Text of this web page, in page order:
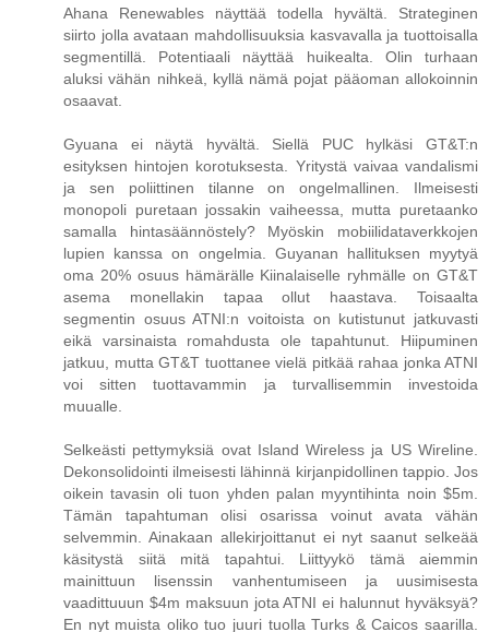
Ahana Renewables näyttää todella hyvältä. Strateginen
siirto jolla avataan mahdollisuuksia kasvavalla ja tuottoisalla
segmentillä. Potentiaali näyttää huikealta. Olin turhaan
aluksi vähän nihkeä, kyllä nämä pojat pääoman allokoinnin
osaavat.
Gyuana ei näytä hyvältä. Siellä PUC hylkäsi GT&T:n
esityksen hintojen korotuksesta. Yritystä vaivaa vandalismi
ja sen poliittinen tilanne on ongelmallinen. Ilmeisesti
monopoli puretaan jossakin vaiheessa, mutta puretaanko
samalla hintasäännöstely? Myöskin mobiilidataverkkojen
lupien kanssa on ongelmia. Guyanan hallituksen myytyä
oma 20% osuus hämärälle Kiinalaiselle ryhmälle on GT&T
asema monellakin tapaa ollut haastava. Toisaalta
segmentin osuus ATNI:n voitoista on kutistunut jatkuvasti
eikä varsinaista romahdusta ole tapahtunut. Hiipuminen
jatkuu, mutta GT&T tuottanee vielä pitkää rahaa jonka ATNI
voi sitten tuottavammin ja turvallisemmin investoida
muualle.
Selkeästi pettymyksiä ovat Island Wireless ja US Wireline.
Dekonsolidointi ilmeisesti lähinnä kirjanpidollinen tappio. Jos
oikein tavasin oli tuon yhden palan myyntihinta noin $5m.
Tämän tapahtuman olisi osarissa voinut avata vähän
selvemmin. Ainakaan allekirjoittanut ei nyt saanut selkeää
käsitystä siitä mitä tapahtui. Liittyykö tämä aiemmin
mainittuun lisenssin vanhentumiseen ja uusimisesta
vaadittuuun $4m maksuun jota ATNI ei halunnut hyväksyä?
En nyt muista oliko tuo juuri tuolla Turks & Caicos saarilla.